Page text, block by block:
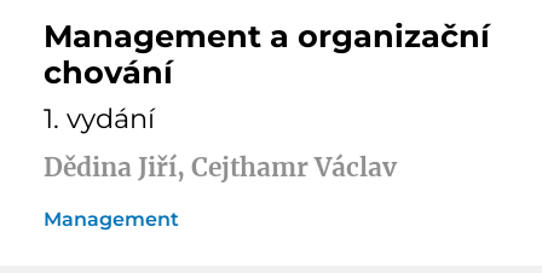
Management a organizační
chování
1. vydání
Dědina Jiří, Cejthamr Václav
Management